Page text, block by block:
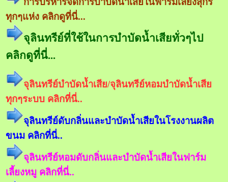
ทุกๆแห่ง คลิกดูที่นี่...
จุลินทรีย์ที่ใช้ในการบำบัดน้ำเสียทั่วๆไป
คลิกดูที่นี่...
จุลินทรีย์บำบัดน้ำเสีย/จุลินทรีย์หอมบำบัดน้ำเสีย
ทุกๆระบบ คลิกที่นี่..
จุลินทรีย์ดับกลิ่นและบำบัดน้ำเสียในโรงงานผลิต
ขนม คลิกที่นี่..
จุลินทรีย์หอมดับกลิ่นและบำบัดน้ำเสียในฟาร์ม
เลี้ยงหมู คลิกที่นี่..